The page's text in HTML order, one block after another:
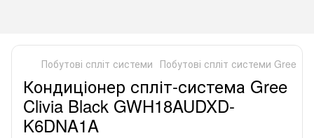
Побутові спліт системи Побутові спліт системи Gree
Кондиціонер спліт-система Gree
Clivia Black GWH18AUDXD-
K6DNA1A